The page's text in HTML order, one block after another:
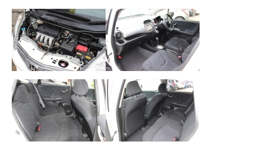
沿革
クロちゃんの独り言
ご納車
ご成約